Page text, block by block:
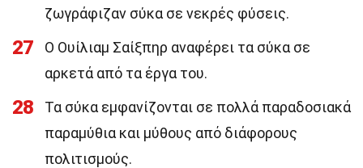
ζωγράφιζαν σύκα σε νεκρές φύσεις.
27
Ο Ουίλιαμ Σαίξπηρ αναφέρει τα σύκα σε
αρκετά από τα έργα του.
28
Τα σύκα εμφανίζονται σε πολλά παραδοσιακά
παραμύθια και μύθους από διάφορους
πολιτισμούς.